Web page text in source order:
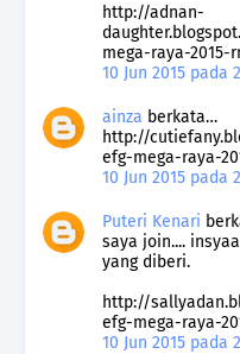
http://adnan-
mega-raya-2015-
10 Jun 2015 pada
ainza berkata…
http://
efg-mega-raya-
10 Jun 2015 pada
Puteri Kenari
saya join....
yang diberi.
http://
efg-mega-raya-
10 Jun 2015 pada